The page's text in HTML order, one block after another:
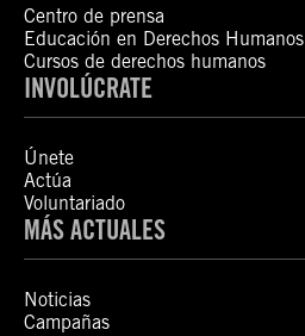
Centro de prensa
Educación en Derechos Humanos
Cursos de derechos humanos
INVOLÚCRATE
Únete
Actúa
Voluntariado
MÁS ACTUALES
Noticias
Campañas